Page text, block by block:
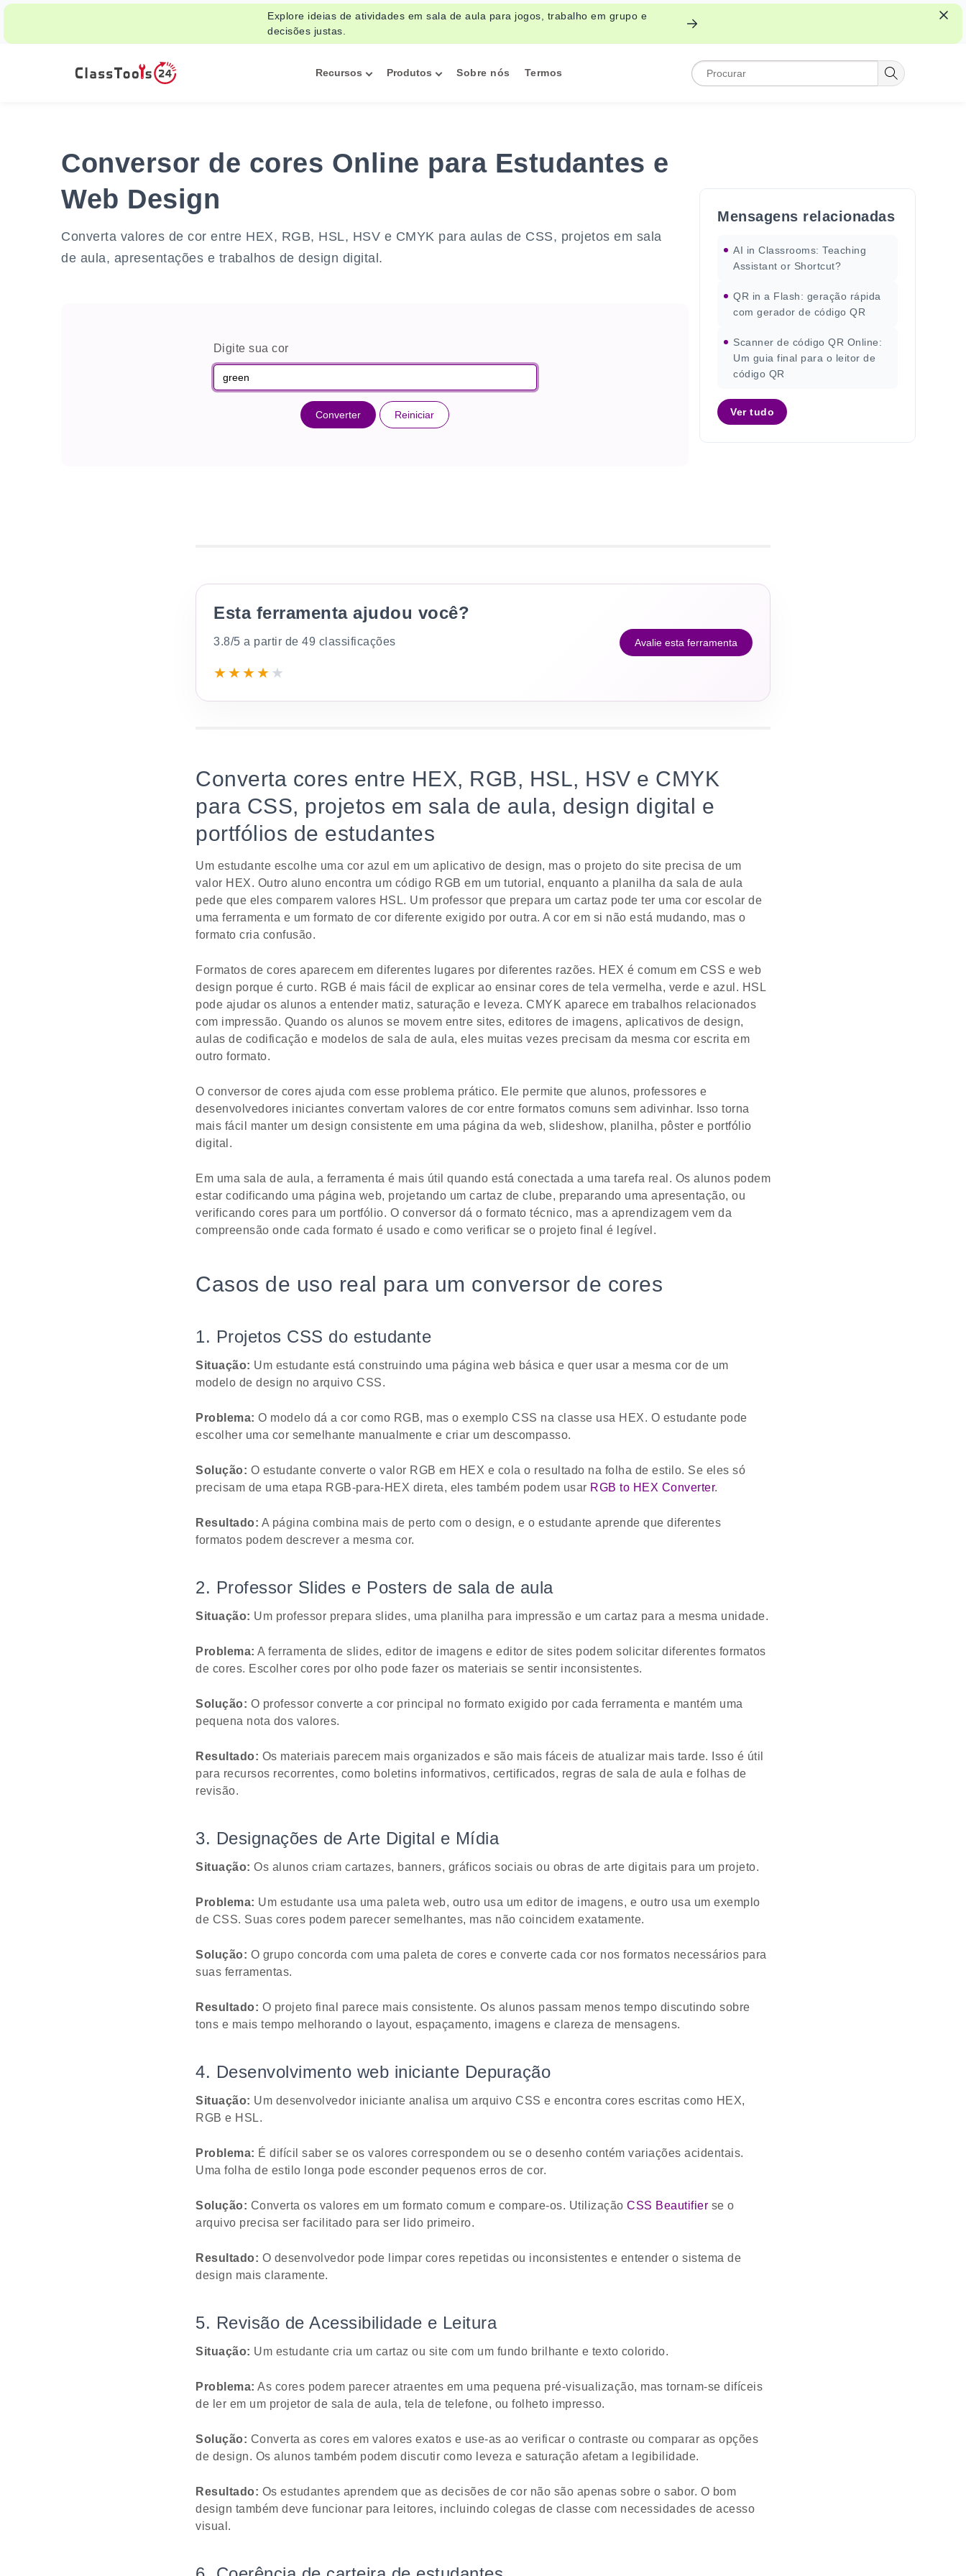
Explore ideias de atividades em sala de aula para jogos, trabalho em grupo e
decisões justas.
Recursos Produtos Sobre nós Termos
Conversor de cores Online para Estudantes e
Web Design
Converta valores de cor entre HEX, RGB, HSL, HSV e CMYK para aulas de CSS, projetos em sala
de aula, apresentações e trabalhos de design digital.
Digite sua cor
Converter Reiniciar
Mensagens relacionadas
AI in Classrooms: Teaching
Assistant or Shortcut?
QR in a Flash: geração rápida
com gerador de código QR
Scanner de código QR Online:
Um guia final para o leitor de
código QR
Ver tudo
Esta ferramenta ajudou você?
3.8/5 a partir de 49 classificações
★★★★ ★
Avalie esta ferramenta
Converta cores entre HEX, RGB, HSL, HSV e CMYK
para CSS, projetos em sala de aula, design digital e
portfólios de estudantes
Um estudante escolhe uma cor azul em um aplicativo de design, mas o projeto do site precisa de um
valor HEX. Outro aluno encontra um código RGB em um tutorial, enquanto a planilha da sala de aula
pede que eles comparem valores HSL. Um professor que prepara um cartaz pode ter uma cor escolar de
uma ferramenta e um formato de cor diferente exigido por outra. A cor em si não está mudando, mas o
formato cria confusão.
Formatos de cores aparecem em diferentes lugares por diferentes razões. HEX é comum em CSS e web
design porque é curto. RGB é mais fácil de explicar ao ensinar cores de tela vermelha, verde e azul. HSL
pode ajudar os alunos a entender matiz, saturação e leveza. CMYK aparece em trabalhos relacionados
com impressão. Quando os alunos se movem entre sites, editores de imagens, aplicativos de design,
aulas de codificação e modelos de sala de aula, eles muitas vezes precisam da mesma cor escrita em
outro formato.
O conversor de cores ajuda com esse problema prático. Ele permite que alunos, professores e
desenvolvedores iniciantes convertam valores de cor entre formatos comuns sem adivinhar. Isso torna
mais fácil manter um design consistente em uma página da web, slideshow, planilha, pôster e portfólio
digital.
Em uma sala de aula, a ferramenta é mais útil quando está conectada a uma tarefa real. Os alunos podem
estar codificando uma página web, projetando um cartaz de clube, preparando uma apresentação, ou
verificando cores para um portfólio. O conversor dá o formato técnico, mas a aprendizagem vem da
compreensão onde cada formato é usado e como verificar se o projeto final é legível.
Casos de uso real para um conversor de cores
1. Projetos CSS do estudante
Situação: Um estudante está construindo uma página web básica e quer usar a mesma cor de um
modelo de design no arquivo CSS.
Problema: O modelo dá a cor como RGB, mas o exemplo CSS na classe usa HEX. O estudante pode
escolher uma cor semelhante manualmente e criar um descompasso.
Solução: O estudante converte o valor RGB em HEX e cola o resultado na folha de estilo. Se eles só
precisam de uma etapa RGB-para-HEX direta, eles também podem usar RGB to HEX Converter.
Resultado: A página combina mais de perto com o design, e o estudante aprende que diferentes
formatos podem descrever a mesma cor.
2. Professor Slides e Posters de sala de aula
Situação: Um professor prepara slides, uma planilha para impressão e um cartaz para a mesma unidade.
Problema: A ferramenta de slides, editor de imagens e editor de sites podem solicitar diferentes formatos
de cores. Escolher cores por olho pode fazer os materiais se sentir inconsistentes.
Solução: O professor converte a cor principal no formato exigido por cada ferramenta e mantém uma
pequena nota dos valores.
Resultado: Os materiais parecem mais organizados e são mais fáceis de atualizar mais tarde. Isso é útil
para recursos recorrentes, como boletins informativos, certificados, regras de sala de aula e folhas de
revisão.
3. Designações de Arte Digital e Mídia
Situação: Os alunos criam cartazes, banners, gráficos sociais ou obras de arte digitais para um projeto.
Problema: Um estudante usa uma paleta web, outro usa um editor de imagens, e outro usa um exemplo
de CSS. Suas cores podem parecer semelhantes, mas não coincidem exatamente.
Solução: O grupo concorda com uma paleta de cores e converte cada cor nos formatos necessários para
suas ferramentas.
Resultado: O projeto final parece mais consistente. Os alunos passam menos tempo discutindo sobre
tons e mais tempo melhorando o layout, espaçamento, imagens e clareza de mensagens.
4. Desenvolvimento web iniciante Depuração
Situação: Um desenvolvedor iniciante analisa um arquivo CSS e encontra cores escritas como HEX,
RGB e HSL.
Problema: É difícil saber se os valores correspondem ou se o desenho contém variações acidentais.
Uma folha de estilo longa pode esconder pequenos erros de cor.
Solução: Converta os valores em um formato comum e compare-os. Utilização CSS Beautifier se o
arquivo precisa ser facilitado para ser lido primeiro.
Resultado: O desenvolvedor pode limpar cores repetidas ou inconsistentes e entender o sistema de
design mais claramente.
5. Revisão de Acessibilidade e Leitura
Situação: Um estudante cria um cartaz ou site com um fundo brilhante e texto colorido.
Problema: As cores podem parecer atraentes em uma pequena pré-visualização, mas tornam-se difíceis
de ler em um projetor de sala de aula, tela de telefone, ou folheto impresso.
Solução: Converta as cores em valores exatos e use-as ao verificar o contraste ou comparar as opções
de design. Os alunos também podem discutir como leveza e saturação afetam a legibilidade.
Resultado: Os estudantes aprendem que as decisões de cor não são apenas sobre o sabor. O bom
design também deve funcionar para leitores, incluindo colegas de classe com necessidades de acesso
visual.